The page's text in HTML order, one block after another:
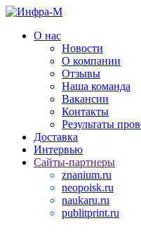
О нас
Новости
О компании
Отзывы
Наша команда
Вакансии
Контакты
Результаты
Доставка
Интервью
Сайты-партнеры
znanium.ru
neopoisk.ru
naukaru.ru
publitprint.ru